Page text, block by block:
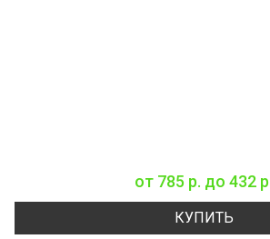
от 785 р. до 432
КУПИТЬ